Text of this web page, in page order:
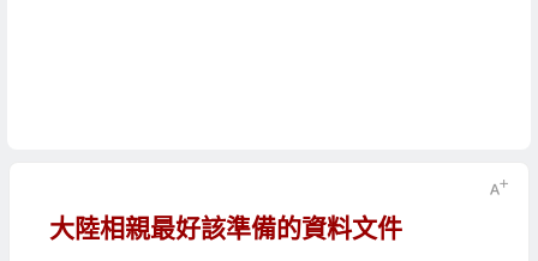
大陸相親最好該準備的資料文件